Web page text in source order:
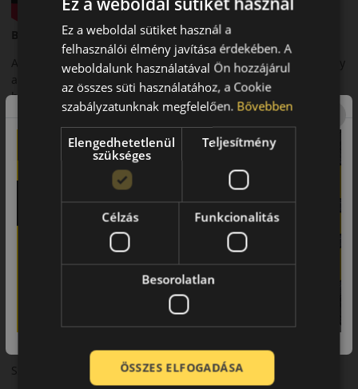
Bevezető
A Falken Sincera SN110 egy nyári személyautó-abroncs, amely
a gazdaságos üzemeltetést és a megbízható teljesítményt
helyezi előtérbe.
Futófelület és tapadás
Optimalizált mintázata stabil tapadást biztosít száraz és
nedves útfelületen.
Megbízható fékezési teljesítmény és kiszámítható
irányíthatóság jellemzi.
Komfort és zajszint
Csendes futás és kiegyensúlyozott menetkomfort a
mindennapi közlekedés során.
Személyautókhoz, városi és országúti nyári használatra.
Ez a weboldal sütiket használ a
felhasználói élmény javítása érdekében. A
weboldalunk használatával Ön hozzájárul
az összes süti használatához, a Cookie
szabályzatunknak megfelelően. Bővebben
Elengedhetetlenül
szükséges
Teljesítmény
Célzás Funkcionalitás
Besorolatlan
ÖSSZES ELFOGADÁSA